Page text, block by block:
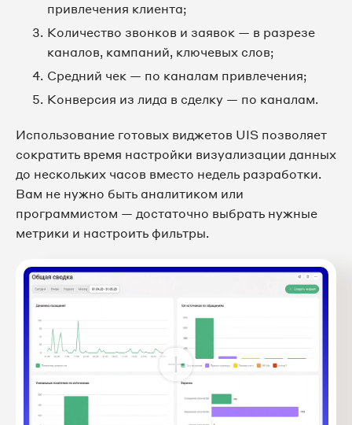
привлечения клиента;
Количество звонков и заявок — в разрезе
каналов, кампаний, ключевых слов;
Средний чек — по каналам привлечения;
Конверсия из лида в сделку — по каналам.
Использование готовых виджетов UIS позволяет
сократить время настройки визуализации данных
до нескольких часов вместо недель разработки.
Вам не нужно быть аналитиком или
программистом — достаточно выбрать нужные
метрики и настроить фильтры.